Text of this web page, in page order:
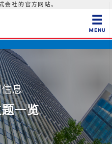
会社的官方网站。
息
一览